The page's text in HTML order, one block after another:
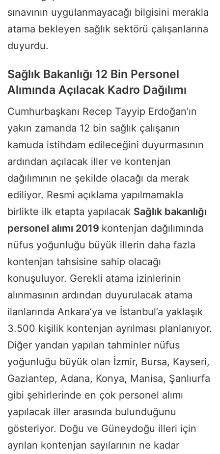
sınavının uygulanmayacağı bilgisini merakla
atama bekleyen sağlık sektörü çalışanlarına
duyurdu.
Sağlık Bakanlığı 12 Bin Personel
Alımında Açılacak Kadro Dağılımı
Cumhurbaşkanı Recep Tayyip Erdoğan’ın
yakın zamanda 12 bin sağlık çalışanın
kamuda istihdam edileceğini duyurmasının
ardından açılacak iller ve kontenjan
dağılımının ne şekilde olacağı da merak
ediliyor. Resmi açıklama yapılmamakla
birlikte ilk etapta yapılacak Sağlık bakanlığı
personel alımı 2019 kontenjan dağılımında
nüfus yoğunluğu büyük illerin daha fazla
kontenjan tahsisine sahip olacağı
konuşuluyor. Gerekli atama izinlerinin
alınmasının ardından duyurulacak atama
ilanlarında Ankara’ya ve İstanbul’a yaklaşık
3.500 kişilik kontenjan ayrılması planlanıyor.
Diğer yandan yapılan tahminler nüfus
yoğunluğu büyük olan İzmir, Bursa, Kayseri,
Gaziantep, Adana, Konya, Manisa, Şanlıurfa
gibi şehirlerinde en çok personel alımı
yapılacak iller arasında bulunduğunu
gösteriyor. Doğu ve Güneydoğu illeri için
ayrılan kontenjan sayılarının ne kadar